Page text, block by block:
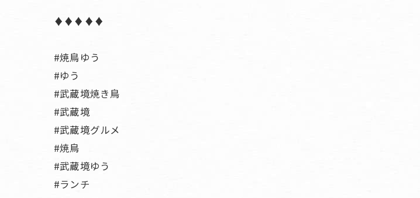
♦︎♦︎♦︎♦︎♦︎
#焼鳥ゆう
#ゆう
#武蔵境焼き鳥
#武蔵境
#武蔵境グルメ
#焼鳥
#武蔵境ゆう
#ランチ